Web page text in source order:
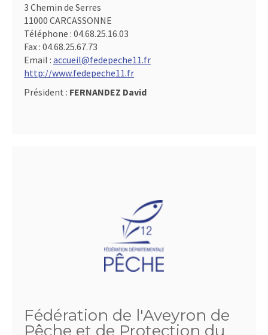
3 Chemin de Serres
11000 CARCASSONNE
Téléphone : 04.68.25.16.03
Fax : 04.68.25.67.73
Email : accueil@fedepeche11.fr
http://www.fedepeche11.fr
Président : FERNANDEZ David
Fédération de l'Aveyron de
Pêche et de Protection du